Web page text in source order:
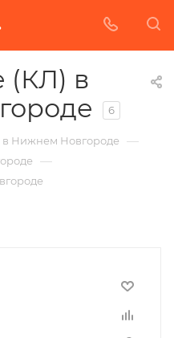
(КЛ) в
6
в Нижнем Новгороде —
—